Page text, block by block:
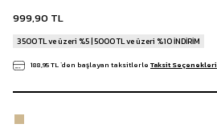
999,90 TL
3500 TL ve üzeri %5 | 5000 TL ve üzeri %10 İNDİRİM
188,95 TL`den başlayan taksitlerle Taksit Seçenekleri